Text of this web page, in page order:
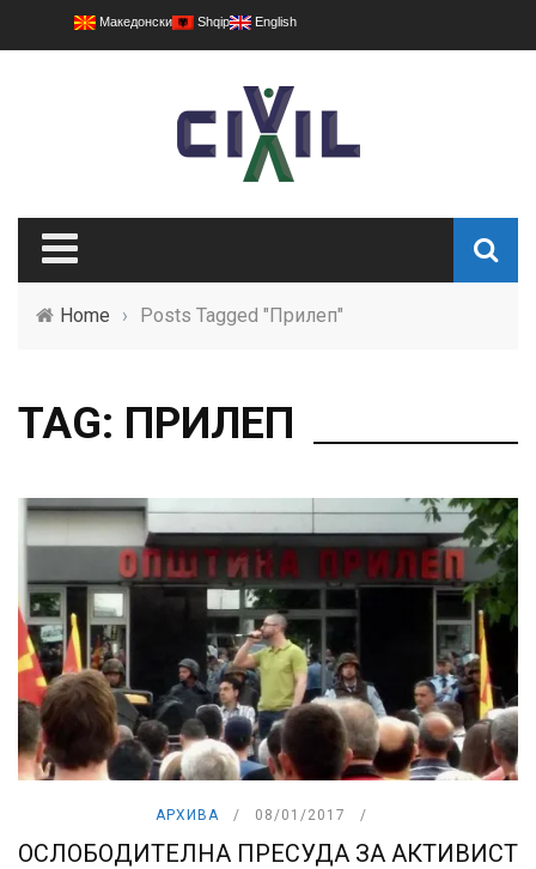
Македонски Shqip English
Home › Posts Tagged "Прилеп"
TAG: ПРИЛЕП
АРХИВА 08/01/2017
ОСЛОБОДИТЕЛНА ПРЕСУДА ЗА АКТИВИСТ